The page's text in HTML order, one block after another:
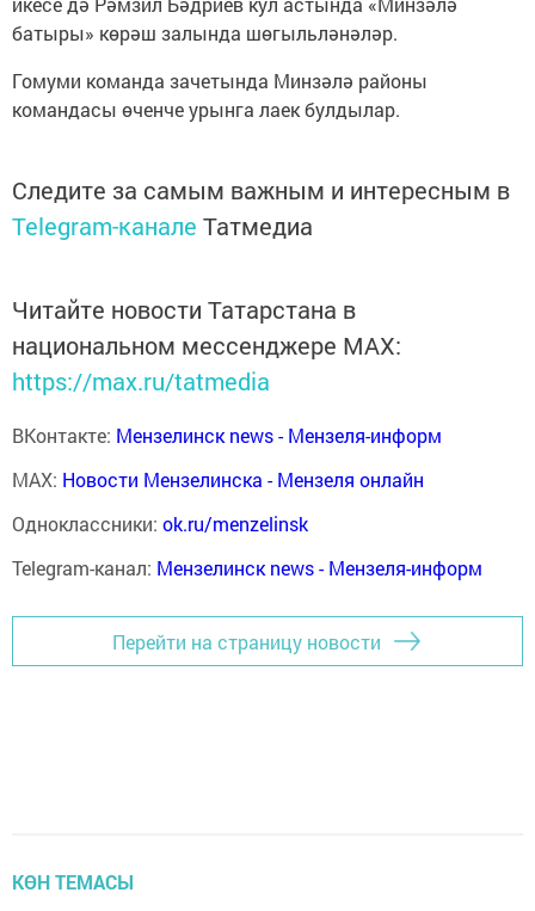
батыры» көрәш залында шөгыльләнәләр.
Гомуми команда зачетында Минзәлә районы
командасы өченче урынга лаек булдылар.
Следите за самым важным и интересным в
Telegram-канале Татмедиа
Читайте новости Татарстана в
национальном мессенджере MАХ:
https://max.ru/tatmedia
ВКонтакте: Мензелинск news - Мензеля-информ
MAX: Новости Мензелинска - Мензеля онлайн
Одноклассники: ok.ru/menzelinsk
Telegram-канал: Мензелинск news - Мензеля-информ
Перейти на страницу новости
КӨН ТЕМАСЫ